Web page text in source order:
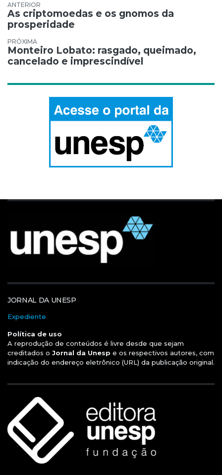
Navegação de Post
As criptomoedas e os gnomos da
prosperidade
Monteiro Lobato: rasgado, queimado,
cancelado e imprescindível
JORNAL DA UNESP
Expediente
Política de uso
A reprodução de conteúdos é livre desde que sejam
creditados o Jornal da Unesp e os respectivos autores, com
indicação do endereço eletrônico (URL) da publicação original.